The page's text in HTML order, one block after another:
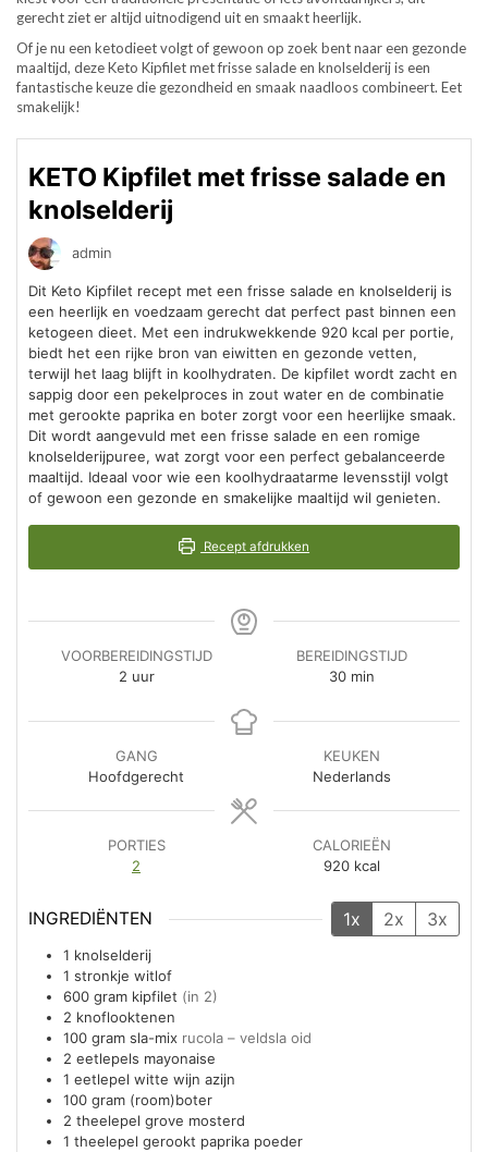
gerecht ziet er altijd uitnodigend uit en smaakt heerlijk.
Of je nu een ketodieet volgt of gewoon op zoek bent naar een gezonde
maaltijd, deze Keto Kipfilet met frisse salade en knolselderij is een
fantastische keuze die gezondheid en smaak naadloos combineert. Eet
smakelijk!
KETO Kipfilet met frisse salade en
knolselderij
admin
Dit Keto Kipfilet recept met een frisse salade en knolselderij is
een heerlijk en voedzaam gerecht dat perfect past binnen een
ketogeen dieet. Met een indrukwekkende 920 kcal per portie,
biedt het een rijke bron van eiwitten en gezonde vetten,
terwijl het laag blijft in koolhydraten. De kipfilet wordt zacht en
sappig door een pekelproces in zout water en de combinatie
met gerookte paprika en boter zorgt voor een heerlijke smaak.
Dit wordt aangevuld met een frisse salade en een romige
knolselderijpuree, wat zorgt voor een perfect gebalanceerde
maaltijd. Ideaal voor wie een koolhydraatarme levensstijl volgt
of gewoon een gezonde en smakelijke maaltijd wil genieten.
Recept afdrukken
VOORBEREIDINGSTIJD
2uur
uur
BEREIDINGSTIJD
30minuten
min
GANG
Hoofdgerecht
KEUKEN
Nederlands
PORTIES
2
CALORIEËN
920 kcal
INGREDIËNTEN 1x 2x 3x
1 knolselderij
1 stronkje witlof
600 gram kipfilet (in 2)
2 knoflooktenen
100 gram sla-mix rucola – veldsla oid
2 eetlepels mayonaise
1 eetlepel witte wijn azijn
100 gram (room)boter
2 theelepel grove mosterd
1 theelepel gerookt paprika poeder